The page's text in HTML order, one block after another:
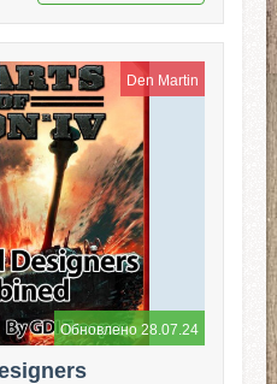
Den Martin
Обновлено 28.07.24